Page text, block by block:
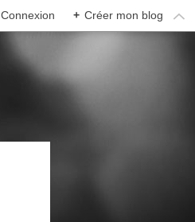
Connexion + Créer mon blog